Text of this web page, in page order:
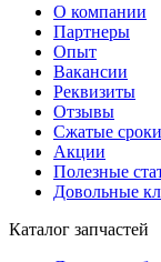
О компании
Партнеры
Опыт
Вакансии
Реквизиты
Отзывы
Сжатые сроки
Акции
Полезные
Довольные
Каталог запчастей